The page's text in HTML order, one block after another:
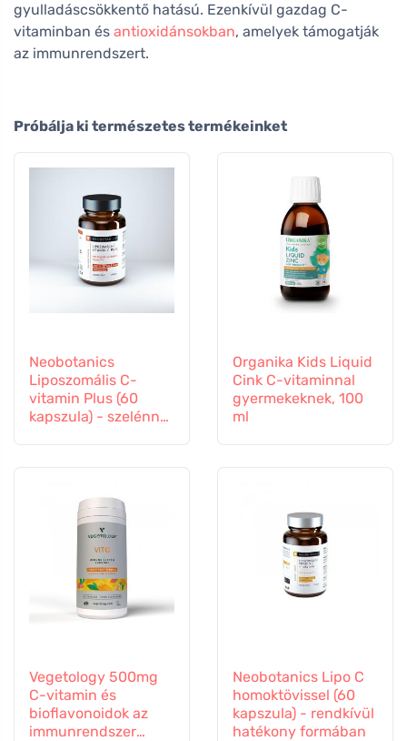
gyulladáscsökkentő hatású. Ezenkívül gazdag C-
vitaminban és antioxidánsokban, amelyek támogatják
az immunrendszert.
Próbálja ki természetes termékeinket
Neobotanics
Liposzomális C-
vitamin Plus (60
kapszula) - szelénnel
Organika Kids Liquid
Cink C-vitaminnal
gyermekeknek, 100
ml
Vegetology 500mg
C-vitamin és
bioflavonoidok az
immunrendszer
Neobotanics Lipo C
homoktövissel (60
kapszula) - rendkívül
hatékony formában